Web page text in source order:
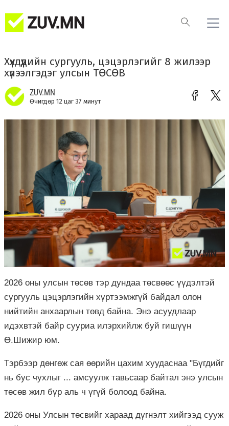
Хүүхдүүдийн сургууль, цэцэрлэгийг 8 жилээр
хүлээлгэдэг улсын ТӨСӨВ
ZUV.MN
Өчигдөр 12 цаг 37 минут
2026 оны улсын төсөв тэр дундаа төсвөөс үүдэлтэй
сургууль цэцэрлэгийн хүртээмжгүй байдал олон
нийтийн анхаарлын төвд байна. Энэ асуудлаар
идэхвтэй байр сууриа илэрхийлж буй гишүүн
Ө.Шижир юм.
Тэрбээр дөнгөж сая өөрийн цахим хуудаснаа "Бүгдийг
нь бус чухлыг ... амсуулж тавьсаар байтал энэ улсын
төсөв жил бүр аль ч үгүй болоод байна.
2026 оны Улсын төсвийг хараад дүгнэлт хийгээд сууж